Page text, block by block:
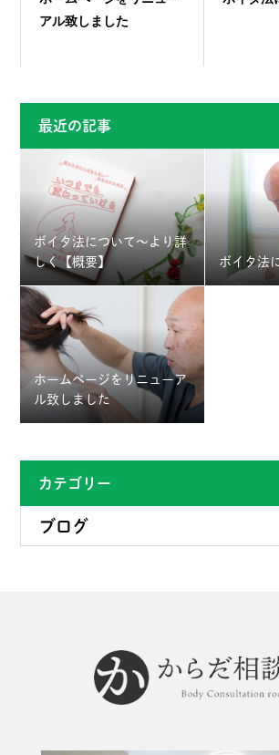
アル致しました
最近の記事
ボイタ法について～より詳
しく【概要】
ボイタ法
ホームページをリニューア
ル致しました
カテゴリー
ブログ